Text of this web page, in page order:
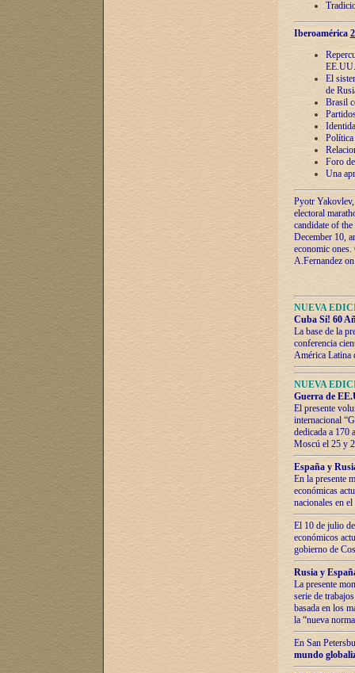
Iberoamérica
EE.UU.
El
de
Brasil
Política
Foro
Una
Pyotr
electoral
candidate of
December 10,
economic
A.Fernandez
NUEVA
Cuba Sí! 60
La base de la
conferencia
América Latina
NUEVA
Guerra de
El presente
internacional
dedicada a 170
Moscú el 25 y
España y
En la presente
económicas
nacionales en
El 10 de julio
económicos
gobierno de
Rusia y
La presente
serie de
basada en los
la “nueva
En San
mundo